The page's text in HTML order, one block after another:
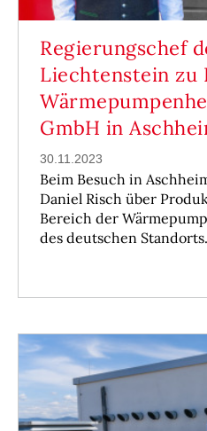
Regierungschef
Liechtenstein zu
GmbH in
30.11.2023
Beim Besuch in
Daniel Risch über
Bereich der
des deutschen Standorts.